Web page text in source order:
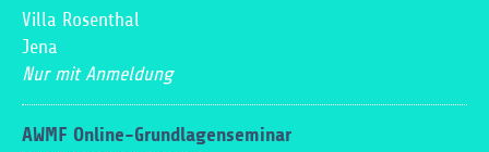
Villa Rosenthal
Jena
Nur mit Anmeldung
AWMF Online-Grundlagenseminar